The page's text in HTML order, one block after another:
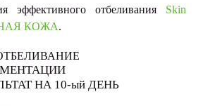
эффективного отбеливания Skin
КОЖА.
НА 10-ый ДЕНЬ